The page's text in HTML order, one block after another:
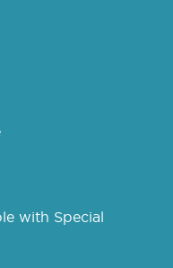
with Special